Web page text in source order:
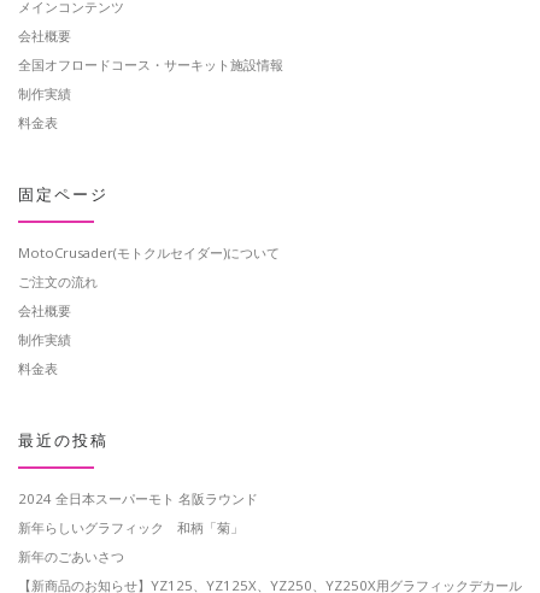
メインコンテンツ
会社概要
全国オフロードコース・サーキット施設情報
制作実績
料金表
固定ページ
MotoCrusader(モトクルセイダー)について
ご注文の流れ
会社概要
制作実績
料金表
最近の投稿
2024 全日本スーパーモト 名阪ラウンド
新年らしいグラフィック 和柄「菊」
新年のごあいさつ
【新商品のお知らせ】YZ125、YZ125X、YZ250、YZ250X用グラフィックデカール